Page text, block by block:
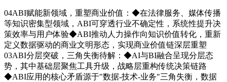
04ABI赋能新领域，重塑商业价值：◆在法律服务、媒体传播
等知识密集型领域，ABI可穿透行业不确定性，系统性提升决
策效率与用户体验◆ABI推动人力操作向知识价值转化，重新
定义数据驱动的商业文明形态，实现商业价值链深层重塑
03ABI分层突破，三角失衡待解：◆AI与BI融合呈现分层态
势，其中基础层聚焦工具升级，战略层重构传统决策链路
◆ABI应用的核心矛盾源于"数据-技术-业务"三角失衡，数据